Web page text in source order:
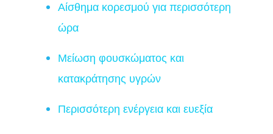
Αίσθημα κορεσμού για περισσότερη
ώρα
Μείωση φουσκώματος και
κατακράτησης υγρών
Περισσότερη ενέργεια και ευεξία